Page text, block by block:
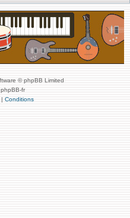
© phpBB Limited
fr
| Conditions